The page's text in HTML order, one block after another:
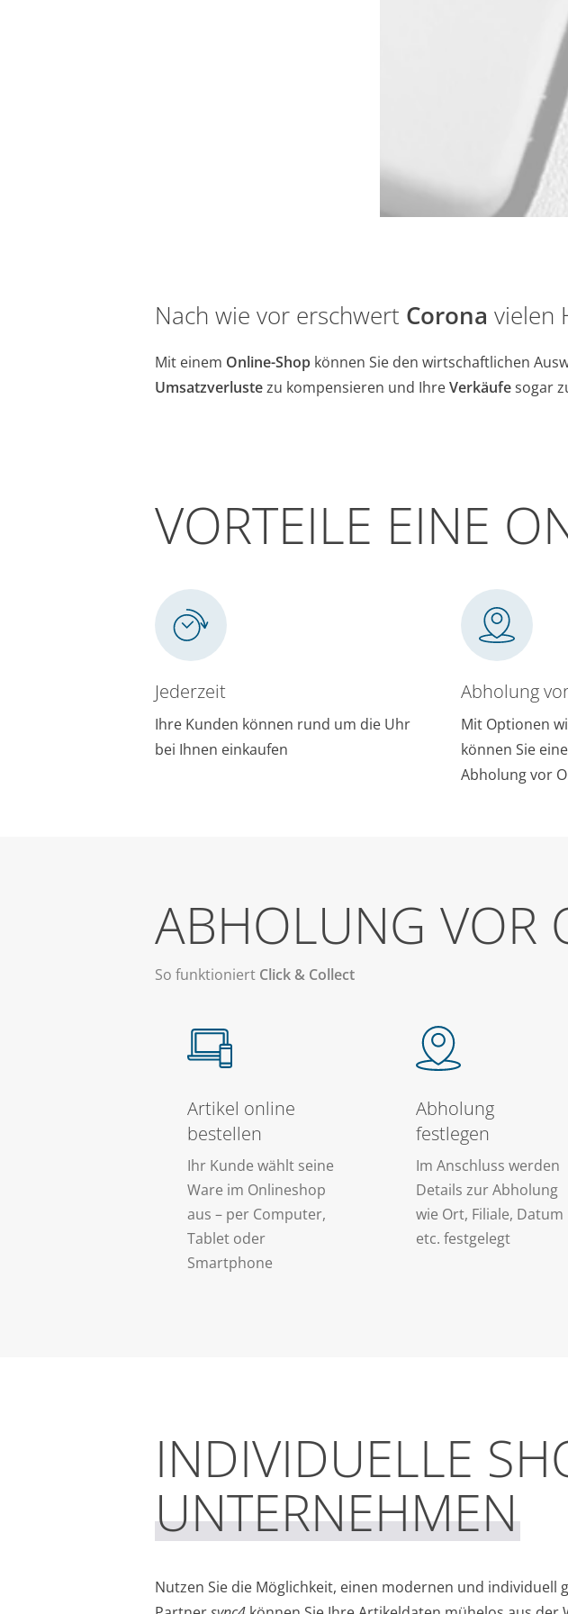
Nach wie vor erschwert Corona vielen
Mit einem Online-Shop können Sie den wirtschaftlichen
Umsatzverlustezu kompensieren und IhreVerkäufesogar
VORTEILE EINE
Jederzeit
Ihre Kunden können rund um die Uhr
bei Ihnen einkaufen
Abholung
Mit Optionen
können Sie
Abholung vor
ABHOLUNG VOR
So funktioniert Click & Collect
Artikel online
bestellen
Ihr Kunde wählt seine
Ware im Onlineshop
aus – per Computer,
Tablet oder
Smartphone
Abholung
festlegen
Im Anschluss werden
Details zur Abholung
wie Ort, Filiale, Datum
etc. festgelegt
INDIVIDUELLE
UNTERNEHMEN
Nutzen Sie die Möglichkeit, einen modernen und